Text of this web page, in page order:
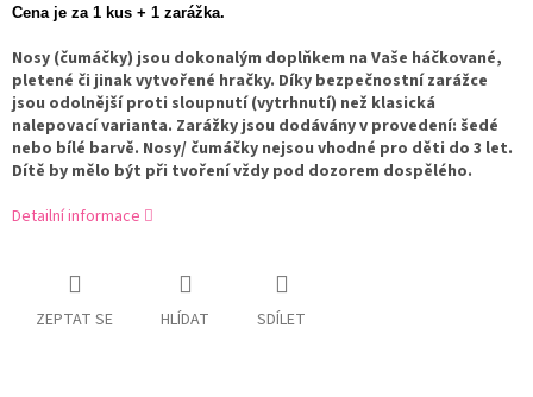
Cena je za 1 kus + 1 zarážka.
Nosy (čumáčky) jsou dokonalým doplňkem na Vaše háčkované,
pletené či jinak vytvořené hračky. Díky bezpečnostní zarážce
jsou odolnější proti sloupnutí (vytrhnutí) než klasická
nalepovací varianta. Zarážky jsou dodávány v provedení: šedé
nebo bílé barvě. Nosy/ čumáčky nejsou vhodné pro děti do 3 let.
Dítě by mělo být při tvoření vždy pod dozorem dospělého.
Detailní informace
ZEPTAT SE HLÍDAT SDÍLET